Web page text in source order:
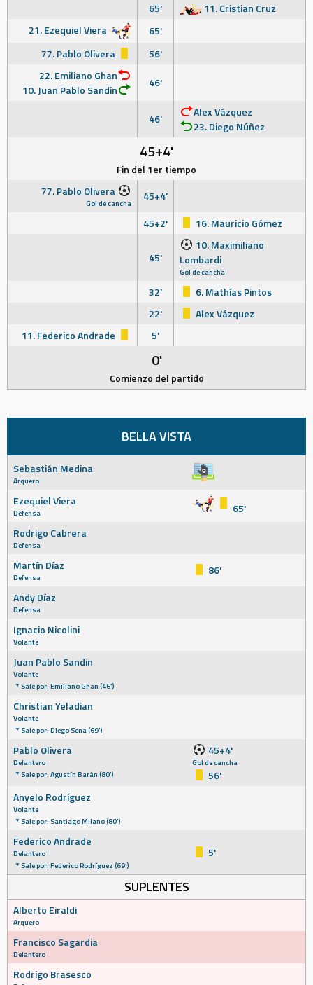
65'
11. Cristian Cruz
21. Ezequiel Viera
65'
77. Pablo Olivera
56'
22. Emiliano Ghan
10. Juan Pablo Sandin
46'
46'
Alex Vázquez
23. Diego Núñez
45+4'
Fin del 1er tiempo
77. Pablo Olivera
Gol de cancha
45+4'
45+2'
16. Mauricio Gómez
45'
10. Maximiliano
Lombardi
Gol de cancha
32'
6. Mathías Pintos
22'
Alex Vázquez
11. Federico Andrade
5'
0'
Comienzo del partido
BELLA VISTA
Sebastián Medina
Arquero
Ezequiel Viera
Defensa
65'
Rodrigo Cabrera
Defensa
Martín Díaz
Defensa
86'
Andy Díaz
Defensa
Ignacio Nicolini
Volante
Juan Pablo Sandin
Volante
Sale por: Emiliano Ghan (46')
Christian Yeladian
Volante
Sale por: Diego Sena (69')
Pablo Olivera
Delantero
Sale por: Agustín Barán (80')
45+4'
Gol de cancha
56'
Anyelo Rodríguez
Volante
Sale por: Santiago Milano (80')
Federico Andrade
Delantero
Sale por: Federico Rodríguez (69')
5'
SUPLENTES
Alberto Eiraldi
Arquero
Francisco Sagardia
Delantero
Rodrigo Brasesco